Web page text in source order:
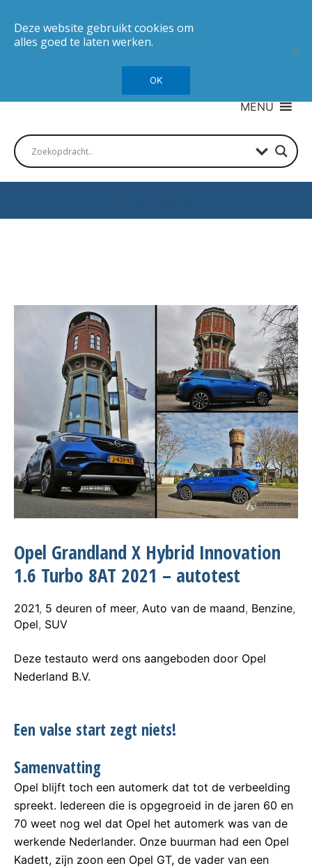
MENU
Opel Grandland X Hybrid Innovation
1.6 Turbo 8AT 2021 – autotest
2021, 5 deuren of meer, Auto van de maand, Benzine,
Opel, SUV
Deze testauto werd ons aangeboden door Opel
Nederland B.V.
Een valse start zegt niets!
Samenvatting
Opel blijft toch een automerk dat tot de verbeelding
spreekt. Iedereen die is opgegroeid in de jaren 60 en
70 weet nog wel dat Opel het automerk was van de
werkende Nederlander. Onze buurman had een Opel
Kadett, zijn zoon een Opel GT, de vader van een
Deze website gebruikt cookies om
alles goed te laten werken.
OK